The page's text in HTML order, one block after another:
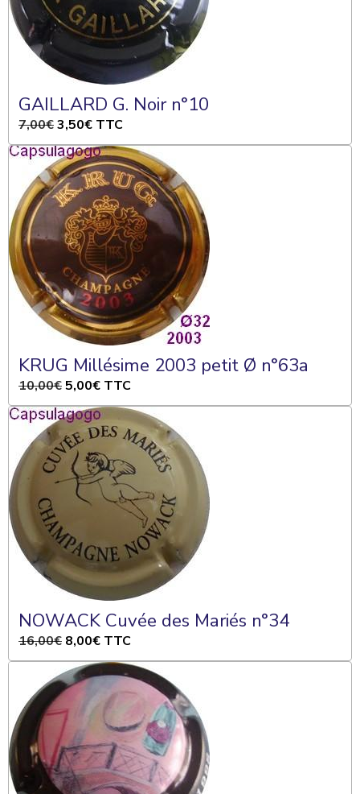
GAILLARD G. Noir n°10
7,00€3,50€ TTC
KRUG Millésime 2003 petit Ø n°63a
10,00€5,00€ TTC
NOWACK Cuvée des Mariés n°34
16,00€ 8,00€ TTC